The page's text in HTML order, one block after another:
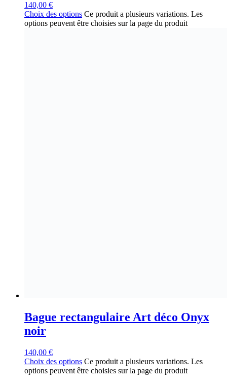
140,00 €
Choix des options Ce produit a plusieurs variations. Les
options peuvent être choisies sur la page du produit
Bague rectangulaire Art déco Onyx
noir
140,00 €
Choix des options Ce produit a plusieurs variations. Les
options peuvent être choisies sur la page du produit